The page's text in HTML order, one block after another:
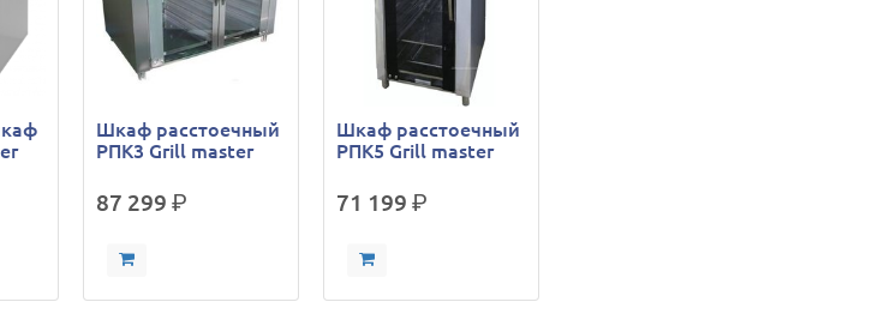
Шкаф расстоечный
РПК3 Grill master
87 299 р.
Шкаф расстоечный
РПК5 Grill master
71 199 р.